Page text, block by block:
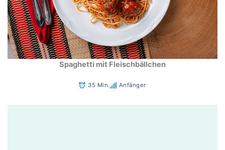
Spaghetti mit Fleischbällchen
35 Min. Anfänger